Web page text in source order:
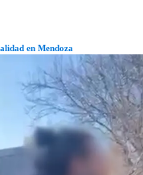
en Mendoza